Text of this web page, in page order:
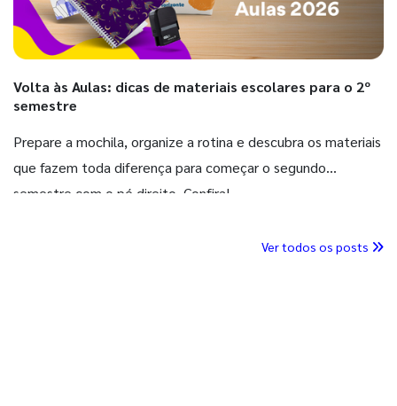
Volta às Aulas: dicas de materiais escolares para o 2º
semestre
Prepare a mochila, organize a rotina e descubra os materiais
que fazem toda diferença para começar o segundo
semestre com o pé direito. Confira!
Ver todos os posts